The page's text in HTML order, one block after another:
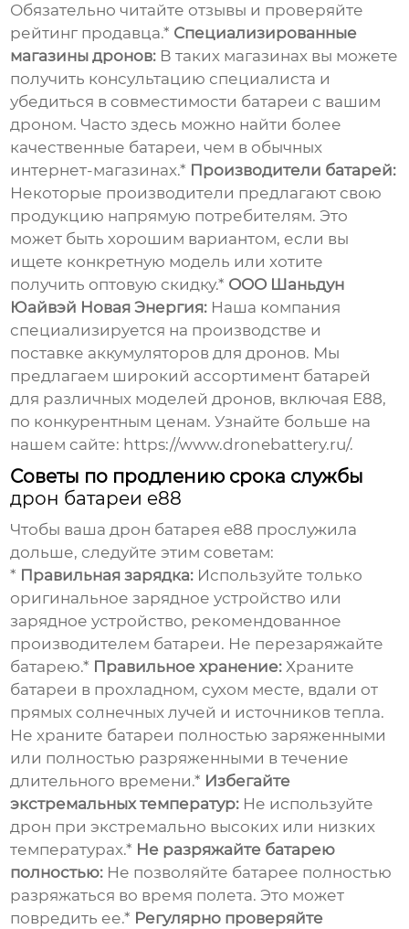
Обязательно читайте отзывы и проверяйте
рейтинг продавца.* Специализированные
магазины дронов: В таких магазинах вы можете
получить консультацию специалиста и
убедиться в совместимости батареи с вашим
дроном. Часто здесь можно найти более
качественные батареи, чем в обычных
интернет-магазинах.* Производители батарей:
Некоторые производители предлагают свою
продукцию напрямую потребителям. Это
может быть хорошим вариантом, если вы
ищете конкретную модель или хотите
получить оптовую скидку.* ООО Шаньдун
Юайвэй Новая Энергия: Наша компания
специализируется на производстве и
поставке аккумуляторов для дронов. Мы
предлагаем широкий ассортимент батарей
для различных моделей дронов, включая E88,
по конкурентным ценам. Узнайте больше на
нашем сайте: https://www.dronebattery.ru/.
Советы по продлению срока службы
дрон батареи e88
Чтобы вашадрон батарея e88 прослужила
дольше, следуйте этим советам:
* Правильная зарядка: Используйте только
оригинальное зарядное устройство или
зарядное устройство, рекомендованное
производителем батареи. Не перезаряжайте
батарею.* Правильное хранение: Храните
батареи в прохладном, сухом месте, вдали от
прямых солнечных лучей и источников тепла.
Не храните батареи полностью заряженными
или полностью разряженными в течение
длительного времени.* Избегайте
экстремальных температур: Не используйте
дрон при экстремально высоких или низких
температурах.* Не разряжайте батарею
полностью: Не позволяйте батарее полностью
разряжаться во время полета. Это может
повредить ее.* Регулярно проверяйте